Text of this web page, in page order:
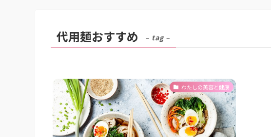
代用麺おすすめ – tag –
わたしの美容と健康